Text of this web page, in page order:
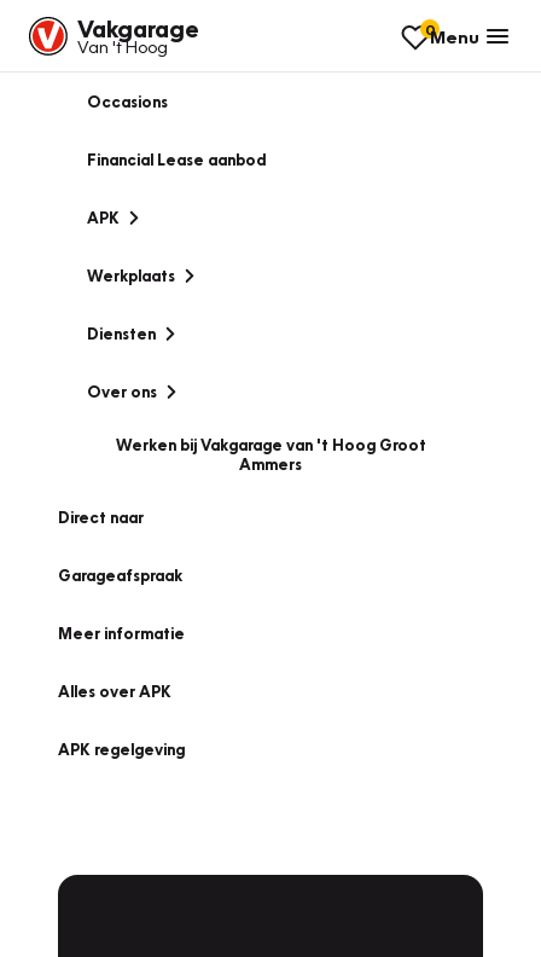
Vakgarage
Van 't Hoog
0Menu
Occasions
Financial Lease aanbod
APK
Werkplaats
Diensten
Over ons
Werken bij Vakgarage van 't Hoog Groot
Ammers
Direct naar
Garageafspraak
Meer informatie
Alles over APK
APK regelgeving